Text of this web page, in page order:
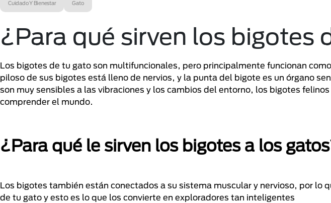
Cuidado Y Bienestar Gato
¿Para qué sirven los bigotes
Los bigotes de tu gato son multifuncionales, pero principalmente funcionan
piloso de sus bigotes está lleno de nervios, y la punta del bigote es un órgano
son muy sensibles a las vibraciones y los cambios del entorno, los bigotes
comprender el mundo.
¿Para qué le sirven los bigotes a los
Los bigotes también están conectados a su sistema muscular y nervioso, por lo
de tu gato y esto es lo que los convierte en exploradores tan inteligentes